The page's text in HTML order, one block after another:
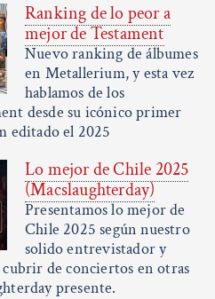
Ranking de lo peor a
mejor de Testament
Nuevo ranking de álbumes
en Metallerium, y esta vez
hablamos de los
desde su icónico primer
editado el 2025
Lo mejor de Chile 2025
(Macslaughterday)
Presentamos lo mejor de
Chile 2025 según nuestro
solido entrevistador y
cubrir de conciertos en otras
presente.